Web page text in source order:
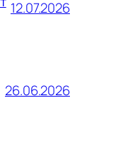
12.07.2026
26.06.2026